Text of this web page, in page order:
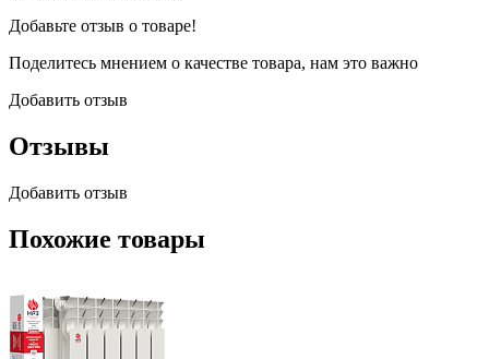
Добавьте отзыв о товаре!
Поделитесь мнением о качестве товара, нам это важно
Добавить отзыв
Отзывы
Добавить отзыв
Похожие товары